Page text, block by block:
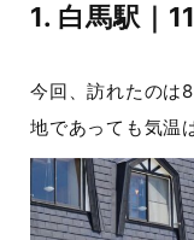
1. 白馬駅｜
今回、訪れたのは
地であっても気温